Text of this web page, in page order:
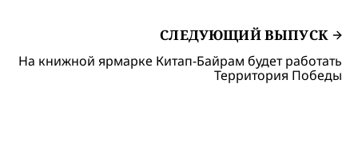
СЛЕДУЮЩИЙ ВЫПУСК
На книжной ярмарке Китап-Байрам будет работать
Территория Победы